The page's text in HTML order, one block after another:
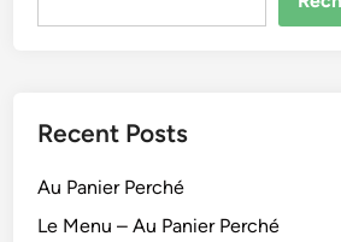
Recent Posts
Au Panier Perché
Le Menu – Au Panier Perché